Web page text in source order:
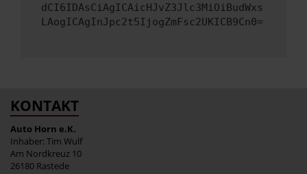
dCI6IDAsCiAgICAicHJvZ3Jlc3MiOiBudWxs
LAogICAgInJpc2t5IjogZmFsc2UKICB9Cn0=
KONTAKT
Auto Horn e.K.
Inhaber: Tim Wulf
Am Nordkreuz 10
26180 Rastede